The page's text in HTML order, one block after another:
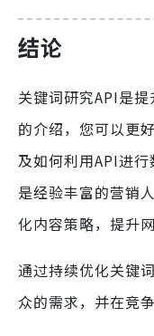
结论
关键词研究API是
的介绍，您可以更
及如何利用API进
是经验丰富的营销
化内容策略，提升
通过持续优化关键
众的需求，并在竞